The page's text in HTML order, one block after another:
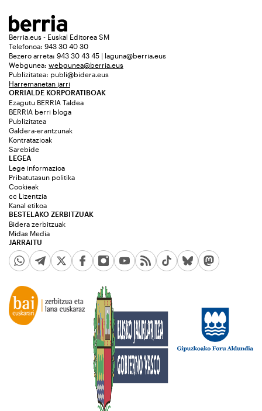
Berria.eus - Euskal Editorea SM
Telefonoa: 943 30 40 30
Bezero arreta: 943 30 43 45 | laguna@berria.eus
Webgunea: webgunea@berria.eus
Publizitatea: publi@bidera.eus
Harremanetan jarri
ORRIALDE KORPORATIBOAK
Ezagutu BERRIA Taldea
BERRIA berri bloga
Publizitatea
Galdera-erantzunak
Kontratazioak
Sarebide
JARRAITU
LEGEA
Lege informazioa
Pribatutasun politika
Cookieak
cc Lizentzia
Kanal etikoa
BESTELAKO ZERBITZUAK
Bidera zerbitzuak
Midas Media